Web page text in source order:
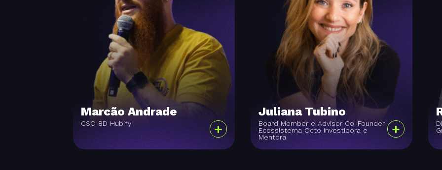
Marcão Andrade
CSO 8D Hubify +
Juliana Tubino
Board Member e Advisor Co-Founder
Ecossistema Octo Investidora e
Mentora
+